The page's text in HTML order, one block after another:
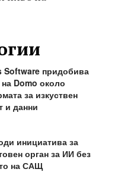
Software придобива
Domo около
за изкуствен
и данни
инициатива за
орган за ИИ без
на САЩ